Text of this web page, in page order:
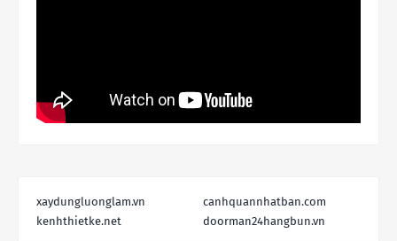
xaydungluonglam.vn
canhquannhatban.com
kenhthietke.net
doorman24hangbun.vn